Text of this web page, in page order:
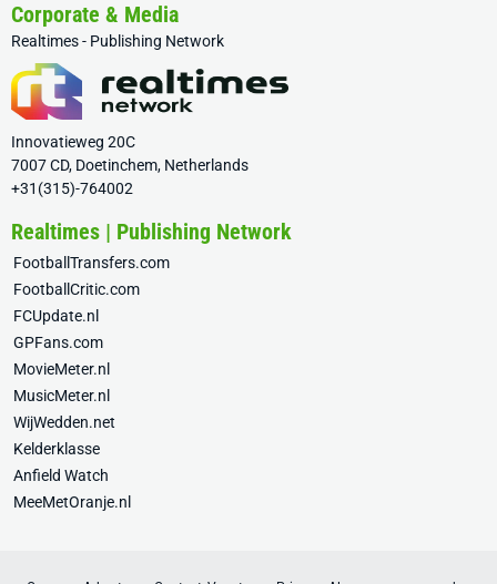
Corporate & Media
Realtimes - Publishing Network
Innovatieweg 20C
7007 CD, Doetinchem, Netherlands
+31(315)-764002
Realtimes | Publishing Network
FootballTransfers.com
FootballCritic.com
FCUpdate.nl
GPFans.com
MovieMeter.nl
MusicMeter.nl
WijWedden.net
Kelderklasse
Anfield Watch
MeeMetOranje.nl